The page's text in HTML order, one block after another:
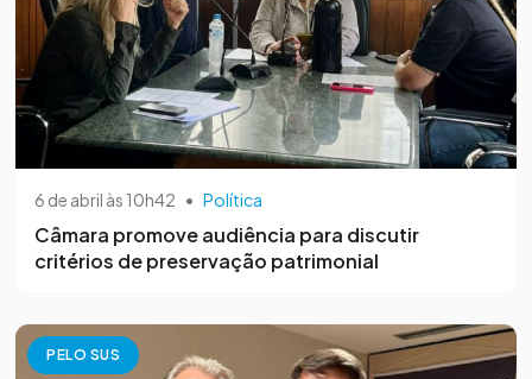
6 de abril às 10h42 • Política
Câmara promove audiência para discutir
critérios de preservação patrimonial
PELO SUS